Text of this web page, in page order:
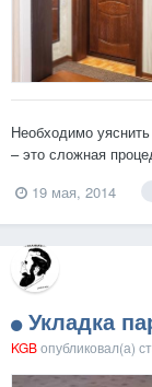
Необходимо
– это сложная
пренебречь
использование
не менее, с
19 мая, 2014
Укладка
KGBопубликовал(а)